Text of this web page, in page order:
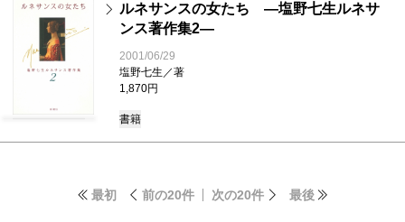
ルネサンスの女たち ―塩野七生ルネサ
ンス著作集2―
2001/06/29
塩野七生／著
1,870円
書籍
最初 前の20件 次の20件 最後